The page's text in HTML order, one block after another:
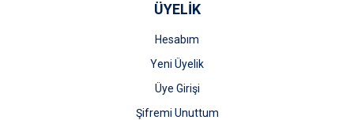
ÜYELİK
Hesabım
Yeni Üyelik
Üye Girişi
Şifremi Unuttum